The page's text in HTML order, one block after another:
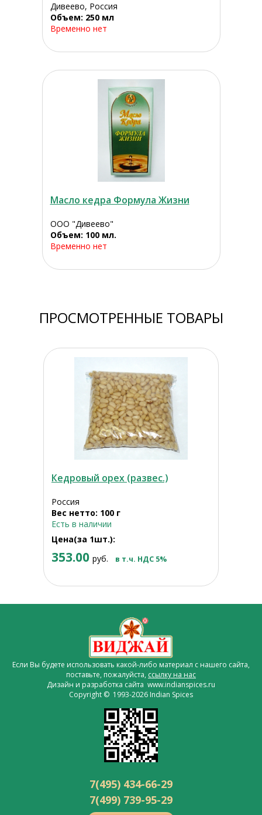
Дивеево, Россия
Объем: 250 мл
Временно нет
Масло кедра Формула Жизни
ООО "Дивеево"
Объем: 100 мл.
Временно нет
ПРОСМОТРЕННЫЕ ТОВАРЫ
Кедровый орех (развес.)
Россия
Вес нетто: 100 г
Есть в наличии
Цена(за 1шт.):
353.00 руб. в т.ч. НДС 5%
Если Вы будете использовать какой-либо материал с нашего сайта,
поставьте, пожалуйста, ссылку на нас
Дизайн и разработка сайта www.indianspices.ru
Copyright © 1993-2026 Indian Spices
7(495) 434-66-29
7(499) 739-95-29